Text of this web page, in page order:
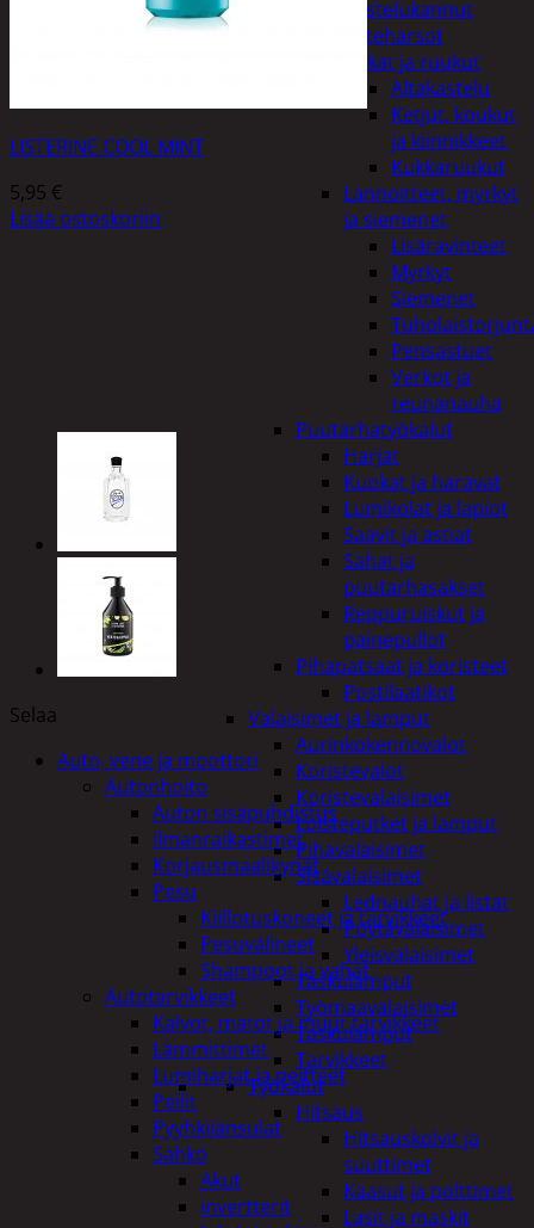
Kastelukannut
Kateharsot
Kukat ja ruukut
Altakastelu
Ketjut, koukut
ja kiinnikkeet
Kukkaruukut
Lannoitteet, myrkyt
ja siemenet
Lisäravinteet
Myrkyt
Siemenet
Pensastuet
Verkot ja
reunanauha
Puutarhatyökalut
Harjat
Kuokat ja haravat
Lumikolat ja lapiot
Saavit ja astiat
Sahat ja
puutarhasakset
Reppuruiskut ja
painepullot
Pihapatsaat ja koristeet
Postilaatikot
Valaisimet ja lamput
Aurinkokennovalot
Koristevalot
Koristevalaisimet
Loisteputket ja lamput
Pihavalaisimet
Sisävalaisimet
Lednauhat ja listat
Pöytävalaisimet
Yleisvalaisimet
Taskulamput
Työmaavalaisimet
Taskulamput
Tarvikkeet
Työkalut
Hitsaus
Hitsauskolvit ja
suuttimet
Kaasut ja polttimet
Lasit ja maskit
LISTERINE COOL MINT
5,95 €
Lisää ostoskoriin
Selaa
Auto, vene ja moottori
Autonhoito
Auton sisäpuhdistus
ilmanraikastimet
Korjausmaalikynät
Pesu
Kiillotuskoneet ja tarvikkeet
Pesuvälineet
Shampoot ja vahat
Autotarvikkeet
Kalvot, matot ja muut tarvikkeet
Lämmittimet
Lumiharjat ja peitteet
Peilit
Pyyhkijänsulat
Sähkö
Akut
invertterit